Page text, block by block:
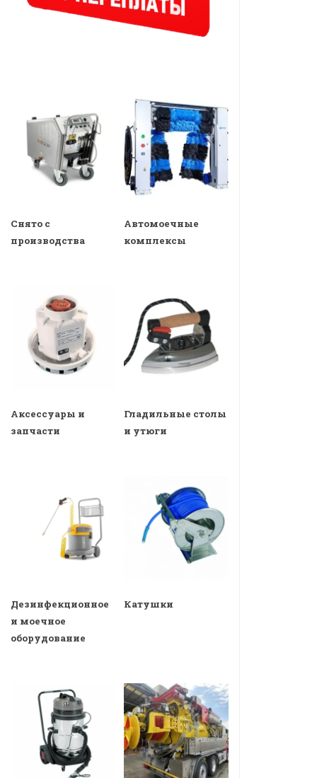
Снято с
производства
Автомоечные
комплексы
Аксессуары и
запчасти
Гладильные столы
и утюги
Дезинфекционное
и моечное
оборудование
Катушки